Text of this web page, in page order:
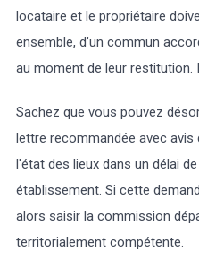
locataire et le propriétaire
ensemble, d’un commun
au moment de leur restitution.
Sachez que vous pouvez
lettre recommandée avec
l'état des lieux dans un délai
établissement. Si cette
alors saisir la commission
territorialement compétente.